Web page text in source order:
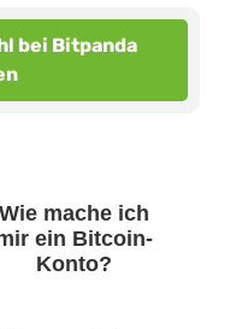
bei Bitpanda
Wie mache ich
ein Bitcoin-
Konto?